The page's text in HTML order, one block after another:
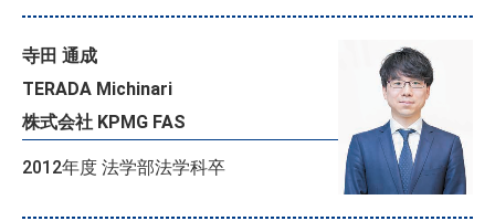
寺田 通成
TERADA Michinari
株式会社 KPMG FAS
2012年度 法学部法学科卒